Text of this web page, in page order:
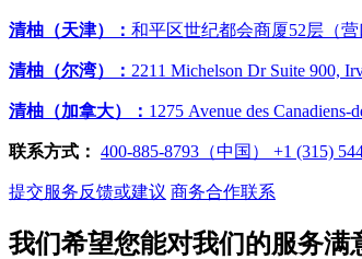
清柚（天津）： 和平区世纪都会商厦52层（营
清柚（尔湾）： 2211 Michelson Dr Suite 900,
清柚（加拿大）： 1275 Avenue des
联系方式： 400-885-8793（中国） ‭+1 (315)
提交服务反馈或建议 商务合作联系
我们希望您能对我们的服务满